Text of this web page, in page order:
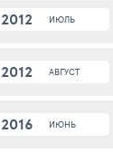
2012 ИЮЛЬ
2012 АВГУСТ
2016 ИЮНЬ